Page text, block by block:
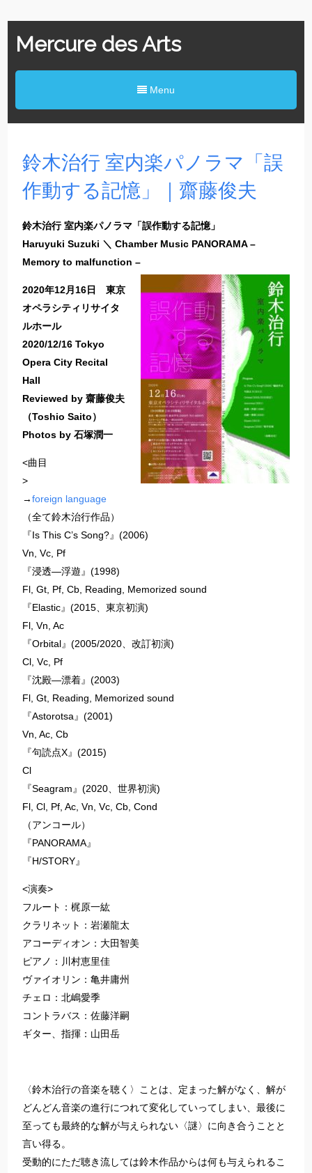
Mercure des Arts
Menu
鈴木治行 室内楽パノラマ「誤
作動する記憶」｜齋藤俊夫
鈴木治行 室内楽パノラマ「誤作動する記憶」
Haruyuki Suzuki ＼ Chamber Music PANORAMA –
Memory to malfunction –
2020年12月16日 東京
オペラシティリサイタ
ルホール
2020/12/16 Tokyo
Opera City Recital
Hall
Reviewed by 齋藤俊夫
（Toshio Saito）
Photos by 石塚潤一
<曲目
>
→foreign language
（全て鈴木治行作品）
『Is This C’s Song?』(2006)
Vn, Vc, Pf
『浸透―浮遊』(1998)
Fl, Gt, Pf, Cb, Reading, Memorized sound
『Elastic』(2015、東京初演)
Fl, Vn, Ac
『Orbital』(2005/2020、改訂初演)
Cl, Vc, Pf
『沈殿―漂着』(2003)
Fl, Gt, Reading, Memorized sound
『Astorotsa』(2001)
Vn, Ac, Cb
『句読点X』(2015)
Cl
『Seagram』(2020、世界初演)
Fl, Cl, Pf, Ac, Vn, Vc, Cb, Cond
（アンコール）
『PANORAMA』
『H/STORY』
<演奏>
フルート：梶原一紘
クラリネット：岩瀬龍太
アコーディオン：大田智美
ピアノ：川村恵里佳
ヴァイオリン：亀井庸州
チェロ：北嶋愛季
コントラバス：佐藤洋嗣
ギター、指揮：山田岳
〈鈴木治行の音楽を聴く〉ことは、定まった解がなく、解が
どんどん音楽の進行につれて変化していってしまい、最後に
至っても最終的な解が与えられない〈謎〉に向き合うことと
言い得る。
受動的にただ聴き流しては鈴木作品からは何も与えられるこ